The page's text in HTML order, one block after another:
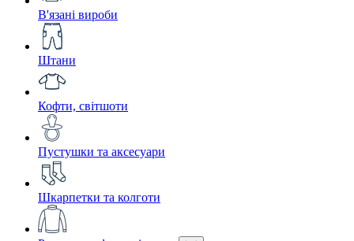
В'язані вироби
Штани
Кофти, світшоти
Пустушки та аксесуари
Шкарпетки та колготи